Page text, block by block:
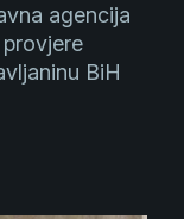
agencija
BiH